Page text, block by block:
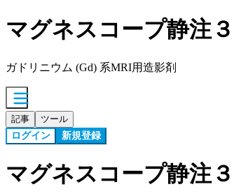
マグネスコープ静注
ガドリニウム (Gd) 系MRI用造影剤
記事 ツール
ログイン 新規登録
マグネスコープ静注